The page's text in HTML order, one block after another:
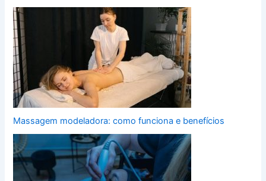
Massagem modeladora: como funciona e benefícios